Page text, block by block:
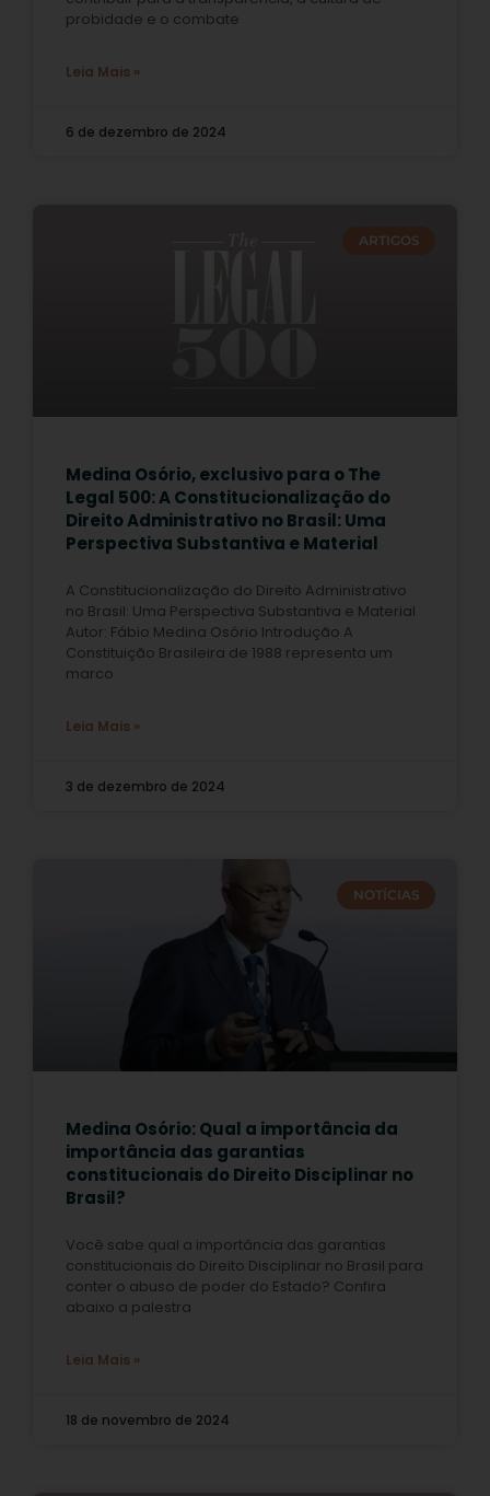
probidade e o combate
Leia Mais »
6 de dezembro de 2024
ARTIGOS
Medina Osório, exclusivo para o The
Legal 500: A Constitucionalização do
Direito Administrativo no Brasil: Uma
Perspectiva Substantiva e Material
A Constitucionalização do Direito Administrativo
no Brasil: Uma Perspectiva Substantiva e Material
Autor: Fábio Medina Osório Introdução A
Constituição Brasileira de 1988 representa um
marco
Leia Mais »
3 de dezembro de 2024
NOTÍCIAS
Medina Osório: Qual a importância da
importância das garantias
constitucionais do Direito Disciplinar no
Brasil?
Você sabe qual a importância das garantias
constitucionais do Direito Disciplinar no Brasil para
conter o abuso de poder do Estado? Confira
abaixo a palestra
Leia Mais »
18 de novembro de 2024